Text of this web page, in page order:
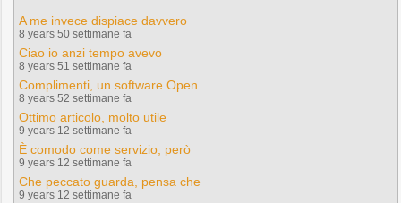
A me invece dispiace davvero
8 years 50 settimane fa
Ciao io anzi tempo avevo
8 years 51 settimane fa
Complimenti, un software Open
8 years 52 settimane fa
Ottimo articolo, molto utile
9 years 12 settimane fa
È comodo come servizio, però
9 years 12 settimane fa
Che peccato guarda, pensa che
9 years 12 settimane fa